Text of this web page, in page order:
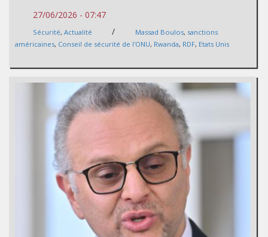
27/06/2026 - 07:47
Sécurité, Actualité / Massad Boulos, sanctions
américaines, Conseil de sécurité de l'ONU, Rwanda, RDF, Etats Unis